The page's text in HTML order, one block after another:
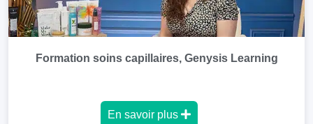
Formation soins capillaires, Genysis Learning
En savoir plus